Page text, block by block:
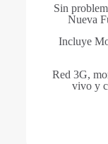
Sin
Nueva
Incluye
Red 3G,
vivo y